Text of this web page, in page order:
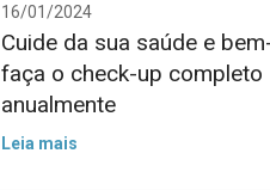
16/01/2024
Cuide da sua saúde e
faça o check-up completo
anualmente
Leia mais